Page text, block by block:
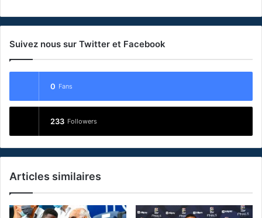
Suivez nous sur Twitter et Facebook
0 Fans
233 Followers
Articles similaires